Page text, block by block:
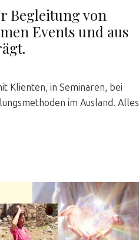
Begleitung von
Events und aus
Klienten, in Seminaren, bei
im Ausland. Alles